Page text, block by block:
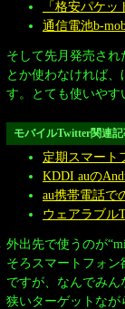
「格安パケ
通信電池b-
そして先月発売さ
とか使わなければ
す。とても使いやす
モバイルTwitter関連
定期スマート
KDDI auの
au携帯電話で
ウェアラブル
外出先で使うのが
そろスマートフォ
ですが、なんでみん
狭いターゲットなが